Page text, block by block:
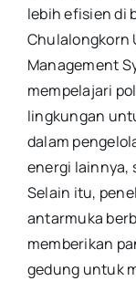
lebih efisien di
Chulalongkorn
Management
mempelajari
lingkungan
dalam
energi lainnya,
Selain itu,
antarmuka
memberikan
gedung untuk